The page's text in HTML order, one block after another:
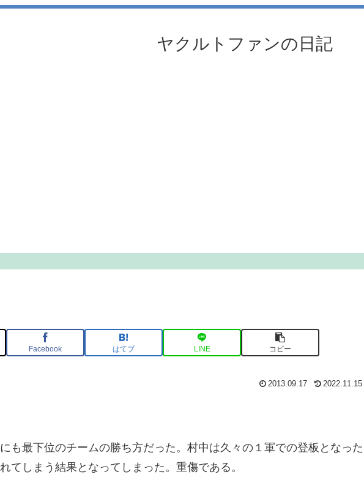
ヤクルトファンの日記
Facebook はてブ LINE コピー
2013.09.17 2022.11.15
も最下位のチームの勝ち方だった。村中は久々の１軍での登板となった
てしまう結果となってしまった。重傷である。